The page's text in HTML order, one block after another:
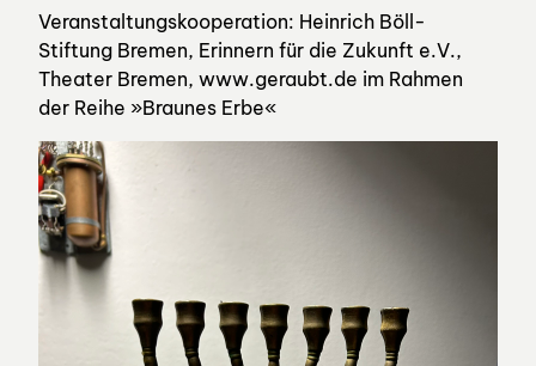
Veranstaltungskooperation: Heinrich Böll-
Stiftung Bremen, Erinnern für die Zukunft e.V.,
Theater Bremen, www.geraubt.de im Rahmen
der Reihe »Braunes Erbe«